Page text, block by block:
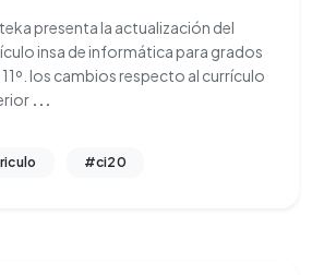
presenta la actualización del
insa de informática para grados
11º. los cambios respecto al currículo
...
#ci20